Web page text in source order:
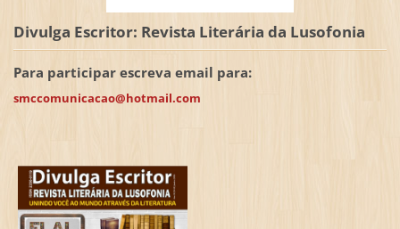
Divulga Escritor: Revista Literária da Lusofonia
Para participar escreva email para:
smccomunicacao@hotmail.com